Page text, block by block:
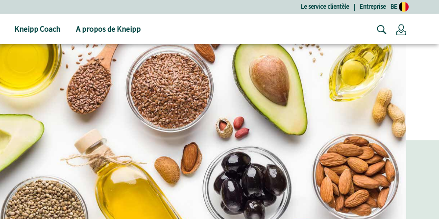
Le service clientèle | Entreprise BE
Kneipp Coach A propos de Kneipp